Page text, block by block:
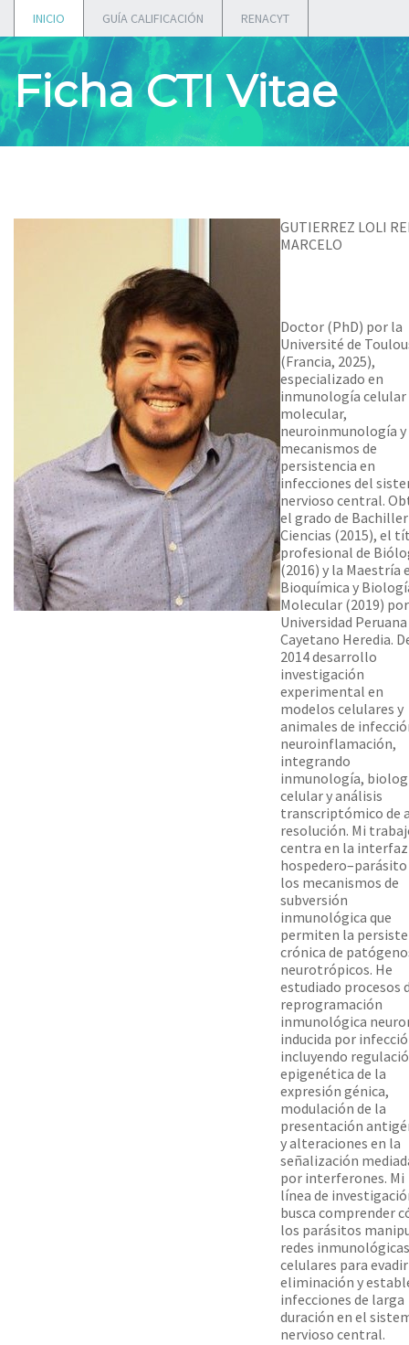
INICIO GUÍA CALIFICACIÓN RENACYT
Ficha CTI Vitae
GUTIERREZ LOLI
MARCELO
Doctor (PhD) por la
Université de
(Francia, 2025),
especializado en
inmunología celular
molecular,
neuroinmunología y
mecanismos de
persistencia en
infecciones del
nervioso central.
el grado de
Ciencias (2015), el
profesional de
(2016) y la Maestría
Bioquímica y
Molecular (2019)
Universidad Peruana
Cayetano Heredia.
2014 desarrollo
investigación
experimental en
modelos celulares y
animales de
neuroinflamación,
integrando
inmunología,
celular y análisis
transcriptómico de
resolución. Mi
centra en la interfaz
hospedero–parásito
los mecanismos de
subversión
inmunológica que
permiten la
crónica de
neurotrópicos. He
estudiado procesos
reprogramación
inmunológica
inducida por
incluyendo
epigenética de la
expresión génica,
modulación de la
presentación
y alteraciones en la
señalización
por interferones. Mi
línea de
busca comprender
los parásitos
redes inmunológicas
celulares para
eliminación y
infecciones de larga
duración en el
nervioso central.